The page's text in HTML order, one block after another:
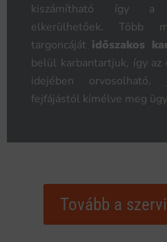
kiszámítható így a
elkerülhetőek.
targoncáját időszakos
belül karbantartjuk, így
idejében
fejfájástól kímélve meg
Tovább a